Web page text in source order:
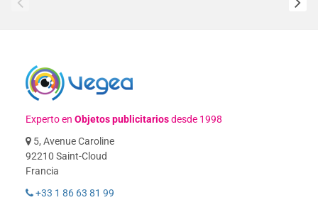
Experto enObjetos publicitariosdesde 1998
5, Avenue Caroline
92210 Saint-Cloud
Francia
+33 1 86 63 81 99